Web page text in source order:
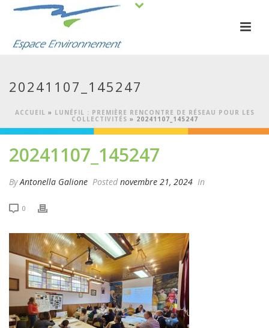
20241107_145247
ACCUEIL » LUNÉFIL : PREMIÈRE RENCONTRE DE RÉSEAU POUR LES
COLLECTIVITÉS » 20241107_145247
20241107_145247
ByAntonella Galione Posted novembre 21, 2024 In
0